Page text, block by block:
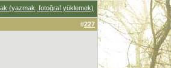
(yazmak, fotoğraf yüklemek)
#227